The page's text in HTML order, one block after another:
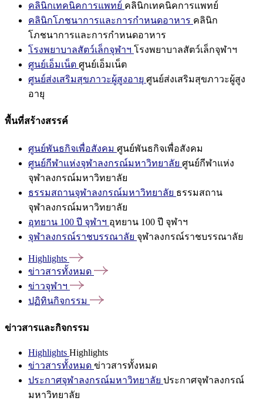
คลินิกเทคนิคการแพทย์ คลินิกเทคนิคการแพทย์
คลินิกโภชนาการและการกำหนดอาหาร คลินิก
โภชนาการและการกำหนดอาหาร
โรงพยาบาลสัตว์เล็กจุฬาฯ โรงพยาบาลสัตว์เล็กจุฬาฯ
ศูนย์เอ็มเน็ต ศูนย์เอ็มเน็ต
ศูนย์ส่งเสริมสุขภาวะผู้สูงอายุ ศูนย์ส่งเสริมสุขภาวะผู้สูง
อายุ
พื้นที่สร้างสรรค์
ศูนย์พันธกิจเพื่อสังคม ศูนย์พันธกิจเพื่อสังคม
ศูนย์กีฬาแห่งจุฬาลงกรณ์มหาวิทยาลัย ศูนย์กีฬาแห่ง
จุฬาลงกรณ์มหาวิทยาลัย
ธรรมสถานจุฬาลงกรณ์มหาวิทยาลัย ธรรมสถาน
จุฬาลงกรณ์มหาวิทยาลัย
อุทยาน 100 ปี จุฬาฯ อุทยาน 100 ปี จุฬาฯ
จุฬาลงกรณ์ราชบรรณาลัย จุฬาลงกรณ์ราชบรรณาลัย
Highlights
ข่าวสารทั้งหมด
ข่าวจุฬาฯ
ปฏิทินกิจกรรม
ข่าวสารและกิจกรรม
Highlights Highlights
ข่าวสารทั้งหมด ข่าวสารทั้งหมด
ประกาศจุฬาลงกรณ์มหาวิทยาลัย ประกาศจุฬาลงกรณ์
มหาวิทยาลัย